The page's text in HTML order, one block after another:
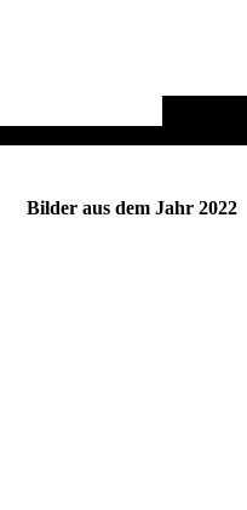
Bilder aus dem Jahr 2022